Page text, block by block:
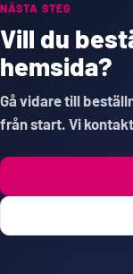
NÄSTA STEG
Vill du
hemsida?
Gå vidare till
från start. Vi